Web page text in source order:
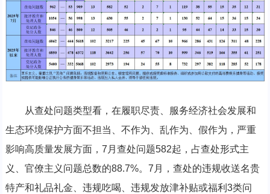
从查处问题类型看，在履职尽责、服务经济社会发展和
生态环境保护方面不担当、不作为、乱作为、假作为，严重
影响高质量发展方面，7月查处问题582起，占查处形式主
义、官僚主义问题总数的88.7%。7月，查处的违规收送名贵
特产和礼品礼金、违规吃喝、违规发放津补贴或福利3类问